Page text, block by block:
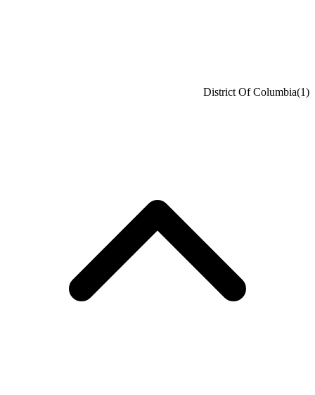
District Of Columbia(1)